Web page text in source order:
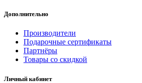
Дополнительно
Производители
Подарочные сертификаты
Партнёры
Товары со скидкой
Личный кабинет